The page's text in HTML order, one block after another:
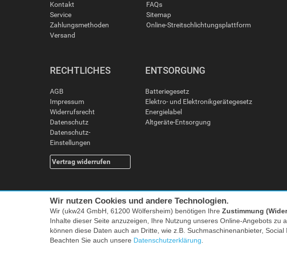
Kontakt
Service
Zahlungsmethoden
Versand
FAQs
Sitemap
Online-Streitschlichtungsplattform
RECHTLICHES
AGB
Impressum
Widerrufsrecht
Datenschutz
Datenschutz-
Einstellungen
Vertrag widerrufen
ENTSORGUNG
Batteriegesetz
Elektro- und Elektronikgerätegesetz
Energielabel
Altgeräte-Entsorgung
Alle Preise inkl. MwSt. zzgl.
Wir nutzen Cookies und andere Technologien.
Wir (ukw24 GmbH, 61200 Wölfersheim) benötigen Ihre Zustimmung
Inhalte dieser Seite anzuzeigen, Ihre Nutzung unseres Online-Angebots
können diese Daten auch an Dritte, wie z.B. Suchmaschinenanbieter,
Beachten Sie auch unsere Datenschutzerklärung.